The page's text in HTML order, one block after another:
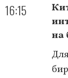
16:15
на